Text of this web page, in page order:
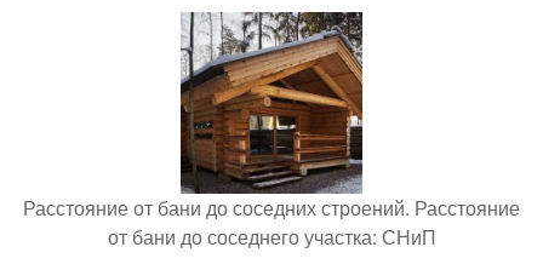
Расстояние от бани до соседних строений. Расстояние
от бани до соседнего участка: СНиП